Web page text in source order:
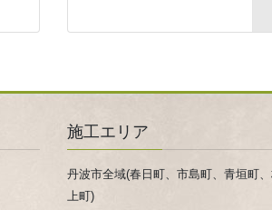
施工エリア
丹波市全域(春日町、市島町、青垣町
上町)